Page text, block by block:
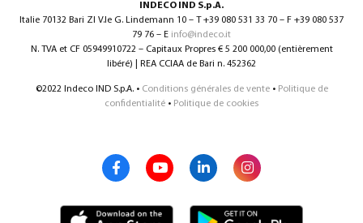
INDECO IND S.p.A.
Italie 70132 Bari ZI V.le G. Lindemann 10 – T +39 080 531 33 70 – F +39 080 537
79 76 – E info@indeco.it
N. TVA et CF 05949910722 – Capitaux Propres € 5 200 000,00 (entièrement
libéré) | REA CCIAA de Bari n. 452362
©2022 Indeco IND S.p.A. • Conditions générales de vente• Politique de
confidentialité • Politique de cookies